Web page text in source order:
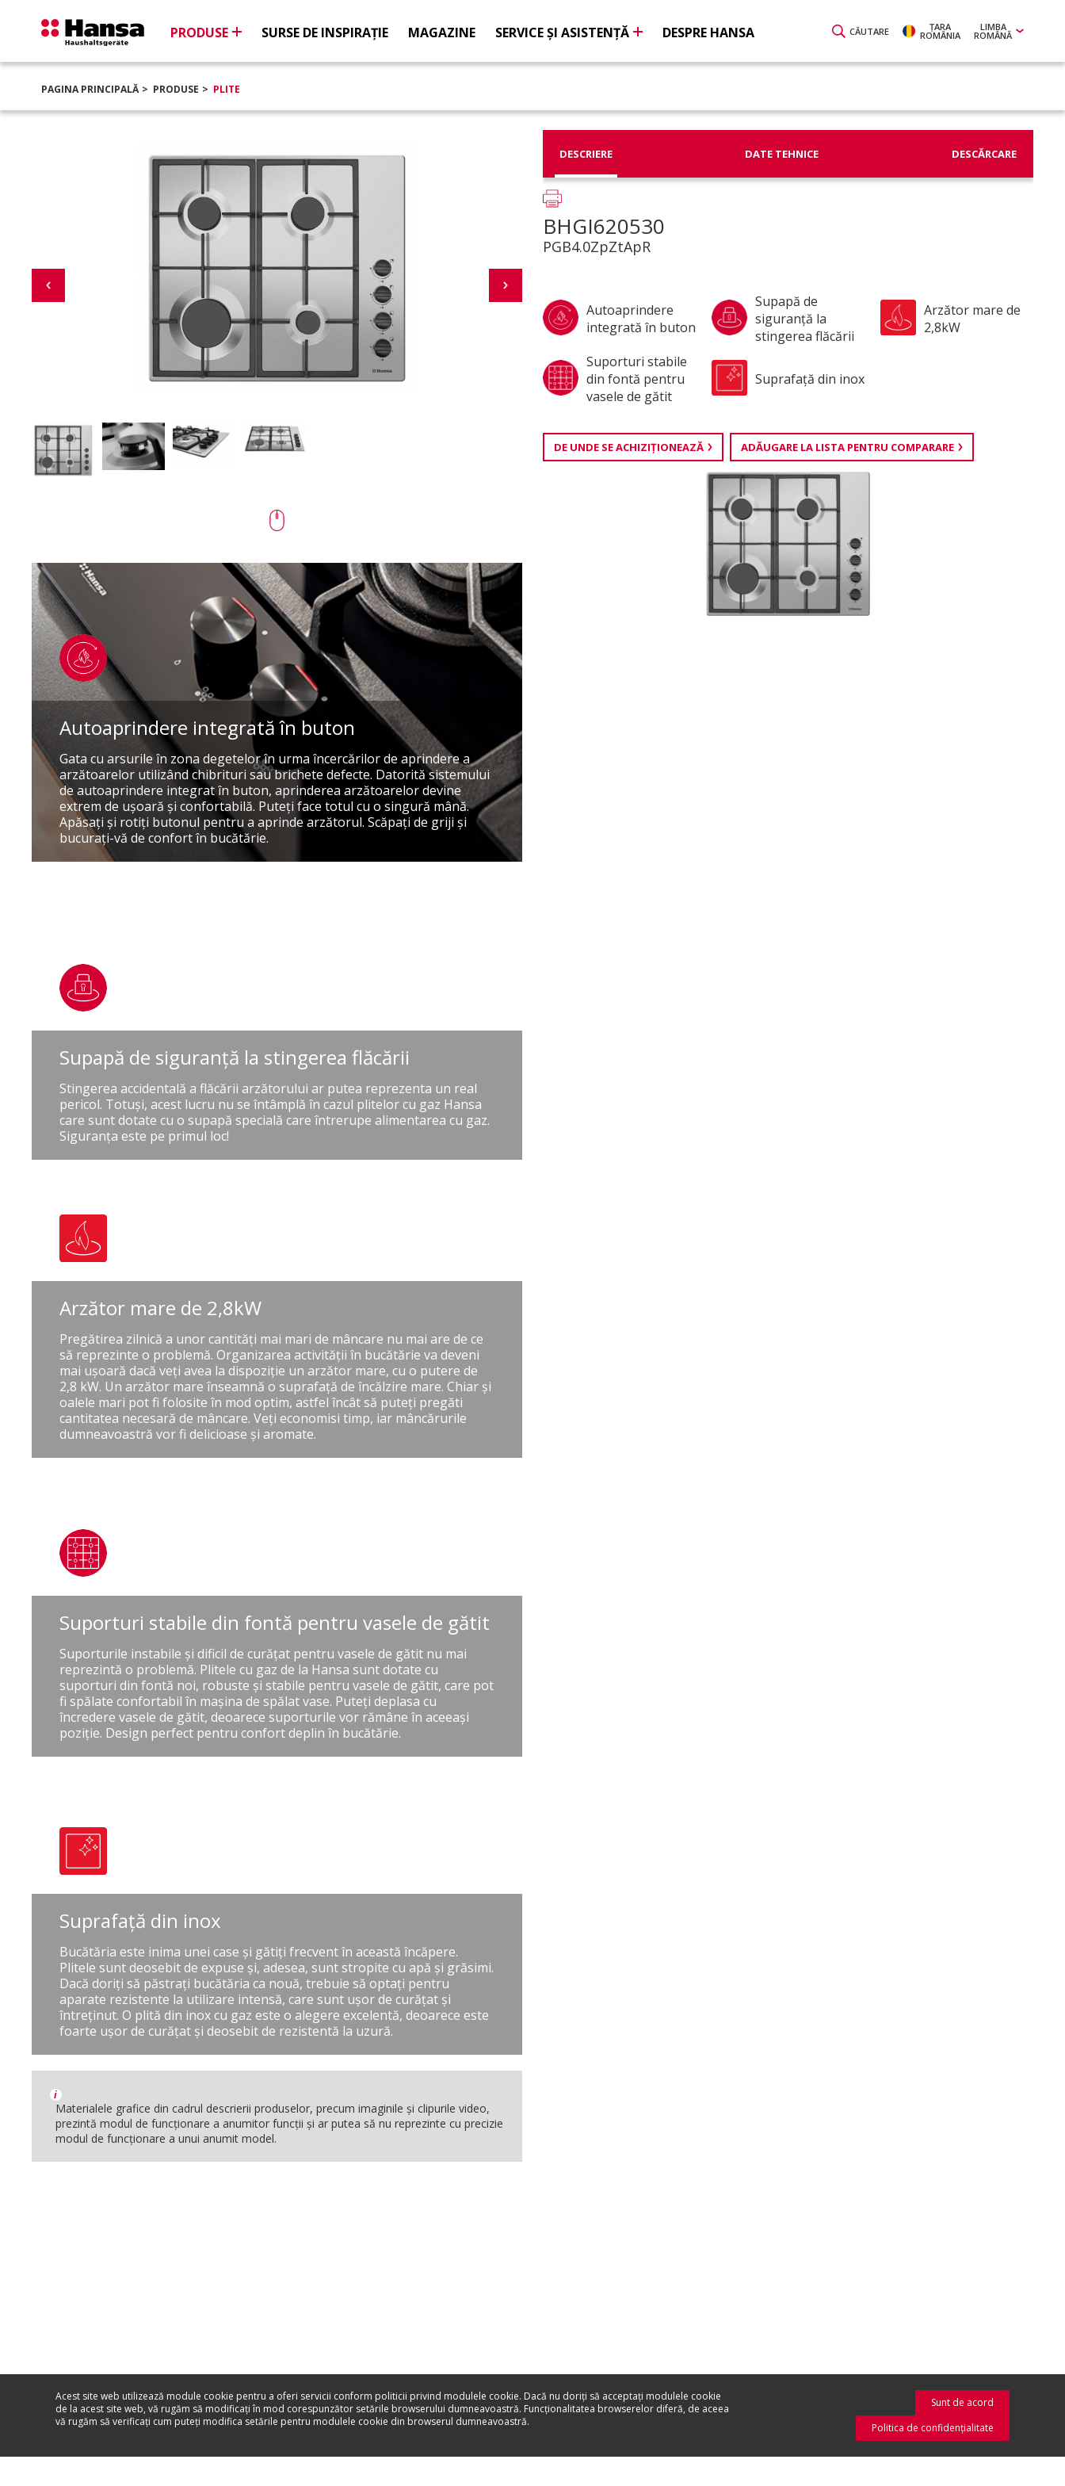
CĂUTARE ŢARA
ROMÂNIA
LIMBA
ROMÂNĂ
PRODUSE SURSE DE INSPIRAŢIE MAGAZINE SERVICE ŞI ASISTENŢĂ DESPRE HANSA
PAGINA PRINCIPALĂ PRODUSE PLITE
Autoaprindere integrată în buton
Gata cu arsurile în zona degetelor în urma încercărilor de aprindere a
arzătoarelor utilizând chibrituri sau brichete defecte. Datorită sistemului
de autoaprindere integrat în buton, aprinderea arzătoarelor devine
extrem de uşoară şi confortabilă. Puteţi face totul cu o singură mână.
Apăsaţi şi rotiţi butonul pentru a aprinde arzătorul. Scăpaţi de griji şi
bucuraţi-vă de confort în bucătărie.
Supapă de siguranţă la stingerea flăcării
Stingerea accidentală a flăcării arzătorului ar putea reprezenta un real
pericol. Totuşi, acest lucru nu se întâmplă în cazul plitelor cu gaz Hansa
care sunt dotate cu o supapă specială care întrerupe alimentarea cu gaz.
Siguranţa este pe primul loc!
Arzător mare de 2,8kW
Pregătirea zilnică a unor cantități mai mari de mâncare nu mai are de ce
să reprezinte o problemă. Organizarea activității în bucătărie va deveni
mai ușoară dacă veți avea la dispoziție un arzător mare, cu o putere de
2,8 kW. Un arzător mare înseamnă o suprafață de încălzire mare. Chiar și
oalele mari pot fi folosite în mod optim, astfel încât să puteți pregăti
cantitatea necesară de mâncare. Veți economisi timp, iar mâncărurile
dumneavoastră vor fi delicioase și aromate.
Suporturi stabile din fontă pentru vasele de gătit
Suporturile instabile şi dificil de curăţat pentru vasele de gătit nu mai
reprezintă o problemă. Plitele cu gaz de la Hansa sunt dotate cu
suporturi din fontă noi, robuste şi stabile pentru vasele de gătit, care pot
fi spălate confortabil în maşina de spălat vase. Puteţi deplasa cu
încredere vasele de gătit, deoarece suporturile vor rămâne în aceeaşi
poziţie. Design perfect pentru confort deplin în bucătărie.
Suprafaţă din inox
Bucătăria este inima unei case şi gătiţi frecvent în această încăpere.
Plitele sunt deosebit de expuse şi, adesea, sunt stropite cu apă şi grăsimi.
Dacă doriţi să păstraţi bucătăria ca nouă, trebuie să optaţi pentru
aparate rezistente la utilizare intensă, care sunt uşor de curăţat şi
întreţinut. O plită din inox cu gaz este o alegere excelentă, deoarece este
foarte uşor de curăţat şi deosebit de rezistentă la uzură.
i
Materialele grafice din cadrul descrierii produselor, precum imaginile şi clipurile video,
prezintă modul de funcţionare a anumitor funcţii şi ar putea să nu reprezinte cu precizie
modul de funcţionare a unui anumit model.
DESCRIERE DATE TEHNICE DESCĂRCARE
BHGI620530
PGB4.0ZpZtApR
Autoaprindere
integrată în buton
Supapă de
siguranţă la
stingerea flăcării
Arzător mare de
2,8kW
Suporturi stabile
din fontă pentru
vasele de gătit
Suprafaţă din inox
DE UNDE SE ACHIZIŢIONEAZĂ ADĂUGARE LA LISTA PENTRU COMPARARE
Acest site web utilizează module cookie pentru a oferi servicii conform politicii privind modulele cookie. Dacă nu doriţi să acceptaţi modulele cookie
de la acest site web, vă rugăm să modificaţi în mod corespunzător setările browserului dumneavoastră. Funcţionalitatea browserelor diferă, de aceea
vă rugăm să verificaţi cum puteţi modifica setările pentru modulele cookie din browserul dumneavoastră.
Sunt de acord
Politica de confidenţialitate